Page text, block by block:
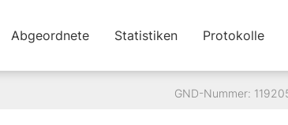
Abgeordnete Statistiken Protokolle
GND-Nummer: